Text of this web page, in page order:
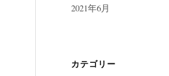
2021年6月
カテゴリー